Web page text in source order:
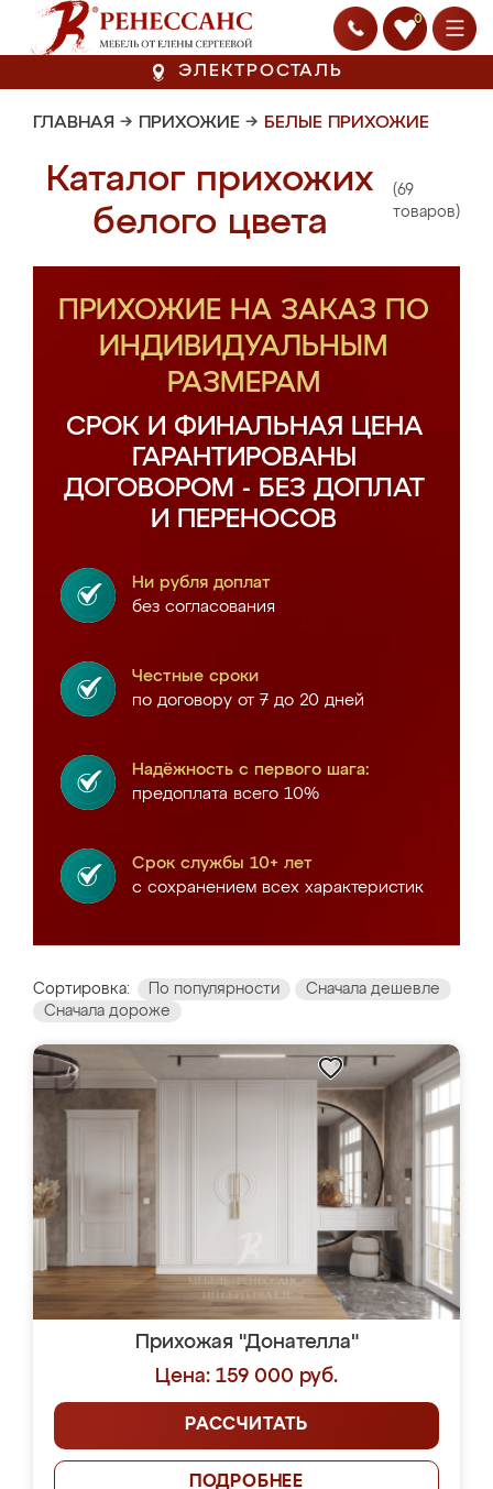
0
ЭЛЕКТРОСТАЛЬ
ГЛАВНАЯ → ПРИХОЖИЕ → БЕЛЫЕ ПРИХОЖИЕ
Каталог прихожих
белого цвета
(69
товаров)
ПРИХОЖИЕ НА ЗАКАЗ ПО
ИНДИВИДУАЛЬНЫМ
РАЗМЕРАМ
СРОК И ФИНАЛЬНАЯ ЦЕНА
ГАРАНТИРОВАНЫ
ДОГОВОРОМ - БЕЗ ДОПЛАТ
И ПЕРЕНОСОВ
Ни рубля доплат
без согласования
Честные сроки
по договору от 7 до 20 дней
Надёжность с первого шага:
предоплата всего 10%
Срок службы 10+ лет
с сохранением всех характеристик
Сортировка: По популярности
Сначала дешевле
Сначала дороже
Прихожая "Донателла"
Цена: 159 000 руб.
РАССЧИТАТЬ
ПОДРОБНЕЕ